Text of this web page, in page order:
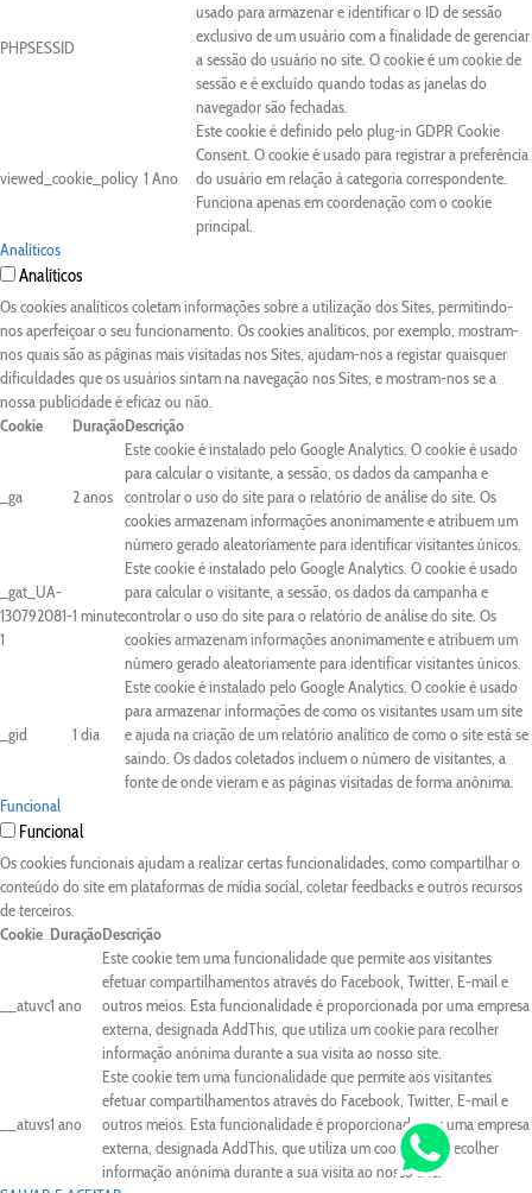
PHPSESSID
usado para armazenar e identificar o ID de sessão
exclusivo de um usuário com a finalidade de gerenciar
a sessão do usuário no site. O cookie é um cookie de
sessão e é excluído quando todas as janelas do
navegador são fechadas.
viewed_cookie_policy 1 Ano
Este cookie é definido pelo plug-in GDPR Cookie
Consent. O cookie é usado para registrar a preferência
do usuário em relação à categoria correspondente.
Funciona apenas em coordenação com o cookie
principal.
Analíticos
Analíticos
Os cookies analíticos coletam informações sobre a utilização dos Sites, permitindo-
nos aperfeiçoar o seu funcionamento. Os cookies analíticos, por exemplo, mostram-
nos quais são as páginas mais visitadas nos Sites, ajudam-nos a registar quaisquer
dificuldades que os usuários sintam na navegação nos Sites, e mostram-nos se a
nossa publicidade é eficaz ou não.
Cookie
DuraçãoDescrição
_ga 2 anos
Este cookie é instalado pelo Google Analytics. O cookie é usado
para calcular o visitante, a sessão, os dados da campanha e
controlar o uso do site para o relatório de análise do site. Os
cookies armazenam informações anonimamente e atribuem um
número gerado aleatoriamente para identificar visitantes únicos.
_gat_UA-
130792081-
1
1 minute
Este cookie é instalado pelo Google Analytics. O cookie é usado
para calcular o visitante, a sessão, os dados da campanha e
controlar o uso do site para o relatório de análise do site. Os
cookies armazenam informações anonimamente e atribuem um
número gerado aleatoriamente para identificar visitantes únicos.
_gid 1 dia
Este cookie é instalado pelo Google Analytics. O cookie é usado
para armazenar informações de como os visitantes usam um site
e ajuda na criação de um relatório analítico de como o site está se
saindo. Os dados coletados incluem o número de visitantes, a
fonte de onde vieram e as páginas visitadas de forma anônima.
Funcional
Funcional
Os cookies funcionais ajudam a realizar certas funcionalidades, como compartilhar o
conteúdo do site em plataformas de mídia social, coletar feedbacks e outros recursos
de terceiros.
Cookie DuraçãoDescrição
__atuvc1 ano
Este cookie tem uma funcionalidade que permite aos visitantes
efetuar compartilhamentos através do Facebook, Twitter, E-mail e
outros meios. Esta funcionalidade é proporcionada por uma empresa
externa, designada AddThis, que utiliza um cookie para recolher
informação anónima durante a sua visita ao nosso site.
__atuvs1 ano
Este cookie tem uma funcionalidade que permite aos visitantes
efetuar compartilhamentos através do Facebook, Twitter, E-mail e
outros meios. Esta funcionalidade é proporcionada por uma empresa
externa, designada AddThis, que utiliza um cookie para recolher
informação anónima durante a sua visita ao nosso site.